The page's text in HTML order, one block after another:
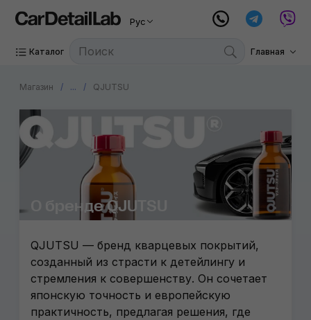
Рус
Каталог Главная
Магазин ... QJUTSU
О бренде QJUTSU
QJUTSU — бренд кварцевых покрытий,
созданный из страсти к детейлингу и
стремления к совершенству. Он сочетает
японскую точность и европейскую
практичность, предлагая решения, где